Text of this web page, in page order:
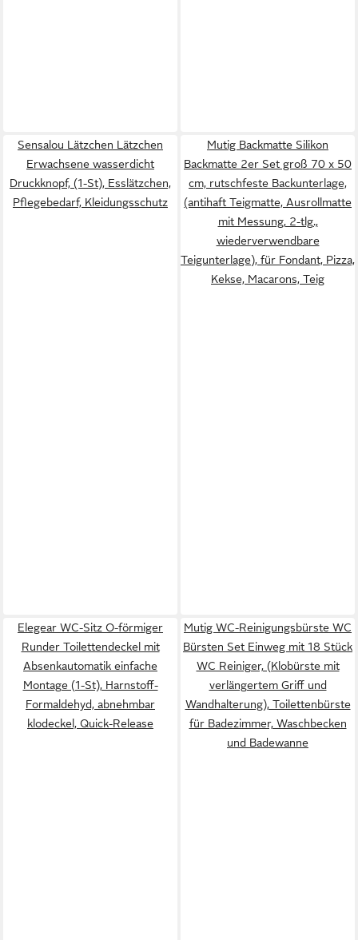
Sensalou Lätzchen Lätzchen
Erwachsene wasserdicht
Druckknopf, (1-St), Esslätzchen,
Pflegebedarf, Kleidungsschutz
Mutig Backmatte Silikon
Backmatte 2er Set groß 70 x 50
cm, rutschfeste Backunterlage,
(antihaft Teigmatte, Ausrollmatte
mit Messung, 2-tlg.,
wiederverwendbare
Teigunterlage), für Fondant, Pizza,
Kekse, Macarons, Teig
Elegear WC-Sitz O-förmiger
Runder Toilettendeckel mit
Absenkautomatik einfache
Montage (1-St), Harnstoff-
Formaldehyd, abnehmbar
klodeckel, Quick-Release
Mutig WC-Reinigungsbürste WC
Bürsten Set Einweg mit 18 Stück
WC Reiniger, (Klobürste mit
verlängertem Griff und
Wandhalterung), Toilettenbürste
für Badezimmer, Waschbecken
und Badewanne